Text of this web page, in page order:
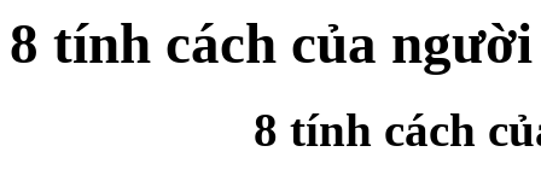
8 tính cách của
8 tính cách